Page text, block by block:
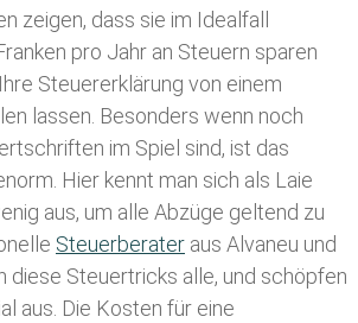
zeigen, dass sie im Idealfall
pro Jahr an Steuern sparen
Steuererklärung von einem
lassen . Besonders wenn noch
im Spiel sind, ist das
Hier kennt man sich als Laie
aus, um alle Abzüge geltend zu
Steuerberater aus Alvaneu und
diese Steuertricks alle, und schöpfen
aus. Die Kosten für eine